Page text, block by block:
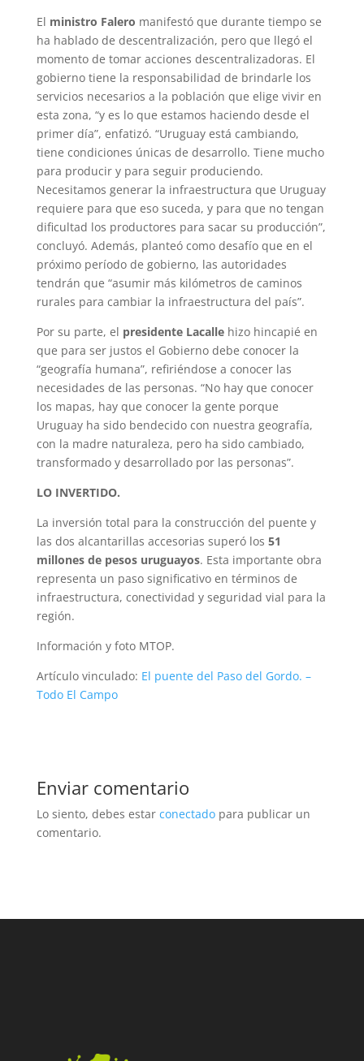
El ministro Falero manifestó que durante tiempo se
ha hablado de descentralización, pero que llegó el
momento de tomar acciones descentralizadoras. El
gobierno tiene la responsabilidad de brindarle los
servicios necesarios a la población que elige vivir en
esta zona, “y es lo que estamos haciendo desde el
primer día”, enfatizó. “Uruguay está cambiando,
tiene condiciones únicas de desarrollo. Tiene mucho
para producir y para seguir produciendo.
Necesitamos generar la infraestructura que Uruguay
requiere para que eso suceda, y para que no tengan
dificultad los productores para sacar su producción”,
concluyó. Además, planteó como desafío que en el
próximo período de gobierno, las autoridades
tendrán que “asumir más kilómetros de caminos
rurales para cambiar la infraestructura del país”.
Por su parte, el presidente Lacallehizo hincapié en
que para ser justos el Gobierno debe conocer la
“geografía humana”, refiriéndose a conocer las
necesidades de las personas. “No hay que conocer
los mapas, hay que conocer la gente porque
Uruguay ha sido bendecido con nuestra geografía,
con la madre naturaleza, pero ha sido cambiado,
transformado y desarrollado por las personas”.
LO INVERTIDO.
La inversión total para la construcción del puente y
las dos alcantarillas accesorias superó los 51
millones de pesos uruguayos. Esta importante obra
representa un paso significativo en términos de
infraestructura, conectividad y seguridad vial para la
región.
Información y foto MTOP.
Artículo vinculado: El puente del Paso del Gordo. –
Todo El Campo
Enviar comentario
Lo siento, debes estar conectadopara publicar un
comentario.